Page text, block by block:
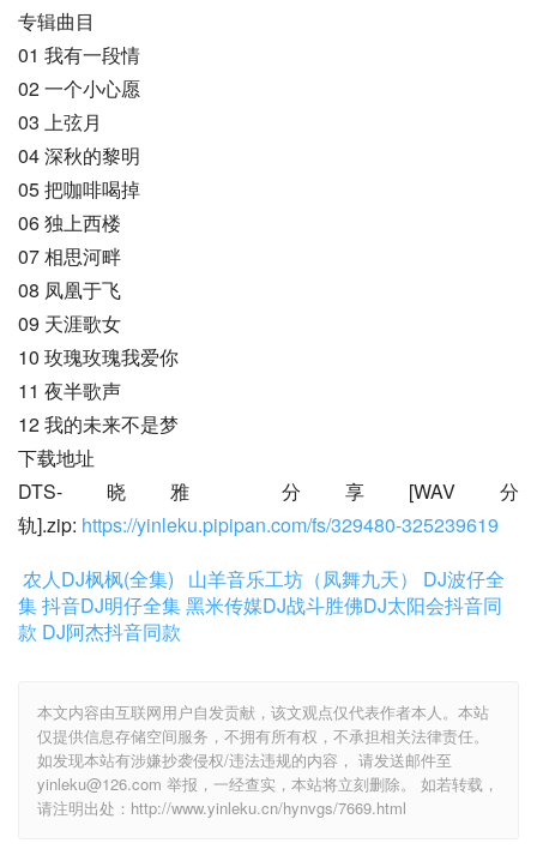
专辑曲目
01 我有一段情
02 一个小心愿
03 上弦月
04 深秋的黎明
05 把咖啡喝掉
06 独上西楼
07 相思河畔
08 凤凰于飞
09 天涯歌女
10 玫瑰玫瑰我爱你
11 夜半歌声
12 我的未来不是梦
下载地址
DTS-晓雅 分享[WAV分
轨].zip: https://yinleku.pipipan.com/fs/329480-325239619
农人DJ枫枫(全集)
山羊音乐工坊（凤舞九天）
DJ波仔全
集抖音DJ明仔全集黑米传媒DJ战斗胜佛DJ太阳会抖音同
款 DJ阿杰抖音同款
本文内容由互联网用户自发贡献，该文观点仅代表作者本人。本站
仅提供信息存储空间服务，不拥有所有权，不承担相关法律责任。
如发现本站有涉嫌抄袭侵权/违法违规的内容， 请发送邮件至
yinleku@126.com 举报，一经查实，本站将立刻删除。 如若转载，
请注明出处：http://www.yinleku.cn/hynvgs/7669.html